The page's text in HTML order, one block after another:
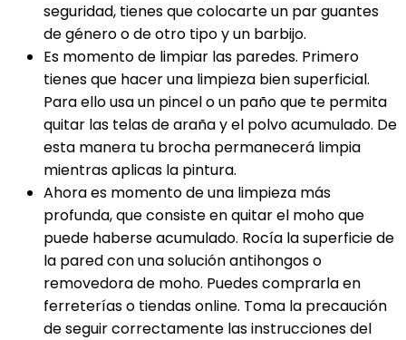
seguridad, tienes que colocarte un par guantes
de género o de otro tipo y un barbijo.
Es momento de limpiar las paredes. Primero
tienes que hacer una limpieza bien superficial.
Para ello usa un pincel o un paño que te permita
quitar las telas de araña y el polvo acumulado. De
esta manera tu brocha permanecerá limpia
mientras aplicas la pintura.
Ahora es momento de una limpieza más
profunda, que consiste en quitar el moho que
puede haberse acumulado. Rocía la superficie de
la pared con una solución antihongos o
removedora de moho. Puedes comprarla en
ferreterías o tiendas online. Toma la precaución
de seguir correctamente las instrucciones del